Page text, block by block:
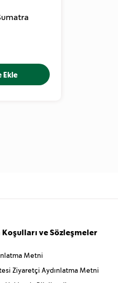
Ekle
Koşulları ve Sözleşmeler
Metni
Ziyaretçi Aydınlatma Metni